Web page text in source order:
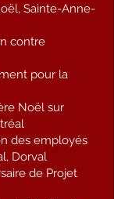
Sainte-Anne-
contre
pour la
Noël sur
des employés
Dorval
de Projet